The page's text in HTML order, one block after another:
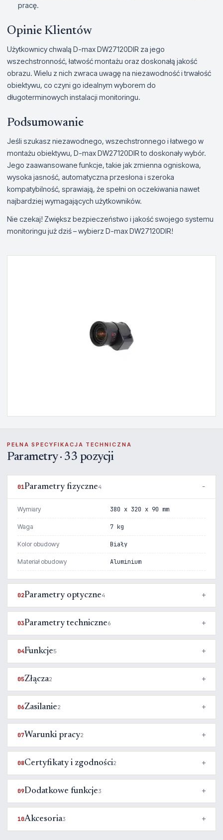
pracę.
Opinie Klientów
Użytkownicy chwalą D-max DW27120DIR za jego
wszechstronność, łatwość montażu oraz doskonałą jakość
obrazu. Wielu z nich zwraca uwagę na niezawodność i trwałość
obiektywu, co czyni go idealnym wyborem do
długoterminowych instalacji monitoringu.
Podsumowanie
Jeśli szukasz niezawodnego, wszechstronnego i łatwego w
montażu obiektywu, D-max DW27120DIR to doskonały wybór.
Jego zaawansowane funkcje, takie jak zmienna ogniskowa,
wysoka jasność, automatyczna przesłona i szeroka
kompatybilność, sprawiają, że spełni on oczekiwania nawet
najbardziej wymagających użytkowników.
Nie czekaj! Zwiększ bezpieczeństwo i jakość swojego systemu
monitoringu już dziś – wybierz D-max DW27120DIR!
PEŁNA SPECYFIKACJA TECHNICZNA
Parametry · 33 pozycji
01Parametry fizyczne4
Wymiary 380 x 320 x 90 mm
Waga 7 kg
Kolor obudowy Biały
Materiał obudowy Aluminium
02Parametry optyczne4
03Parametry techniczne6
04Funkcje5
05Złącza2
06Zasilanie2
07Warunki pracy2
08Certyfikaty i zgodności2
09Dodatkowe funkcje3
10Akcesoria3